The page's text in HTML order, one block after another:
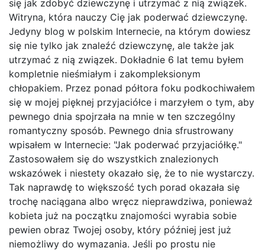
się jak zdobyć dziewczynę i utrzymać z nią związek.
Witryna, która nauczy Cię jak poderwać dziewczynę.
Jedyny blog w polskim Internecie, na którym dowiesz
się nie tylko jak znaleźć dziewczynę, ale także jak
utrzymać z nią związek. Dokładnie 6 lat temu byłem
kompletnie nieśmiałym i zakompleksionym
chłopakiem. Przez ponad półtora foku podkochiwałem
się w mojej pięknej przyjaciółce i marzyłem o tym, aby
pewnego dnia spojrzała na mnie w ten szczególny
romantyczny sposób. Pewnego dnia sfrustrowany
wpisałem w Internecie: "Jak poderwać przyjaciółkę."
Zastosowałem się do wszystkich znalezionych
wskazówek i niestety okazało się, że to nie wystarczy.
Tak naprawdę to większość tych porad okazała się
trochę naciągana albo wręcz nieprawdziwa, ponieważ
kobieta już na początku znajomości wyrabia sobie
pewien obraz Twojej osoby, który później jest już
niemożliwy do wymazania. Jeśli po prostu nie